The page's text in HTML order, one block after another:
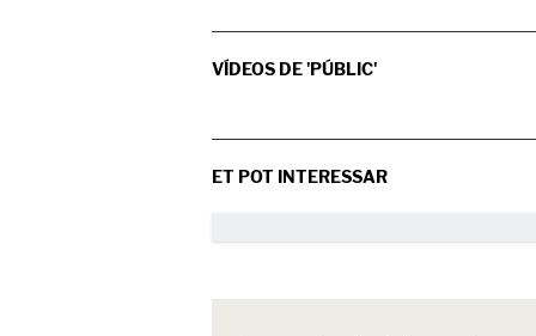
VÍDEOS DE 'PÚBLIC'
ET POT INTERESSAR